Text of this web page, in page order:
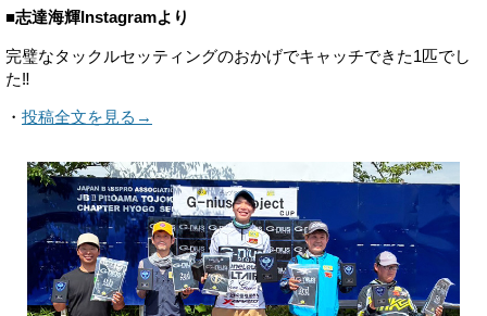
■志達海輝Instagramより
完璧なタックルセッティングのおかげでキャッチできた1匹でし
た‼️
・ 投稿全文を見る→